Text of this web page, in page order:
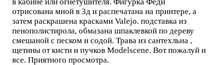
отрисована мной в 3д и распечатана на принтере, а
затем раскрашена красками Valejo. подставка из
пенополистирола, обмазана шпаклевкой по дереву
смешаной с песком и содой. Трава из сантехльна ,
щетины от кисти и пучков Modelscene. Вот пожалуй и
все. Приятного просмотра.